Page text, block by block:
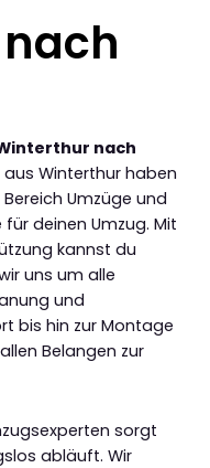
nach
aus Winterthur haben
Umzüge und
deinen Umzug. Mit
kannst du
uns um alle
und
bis hin zur Montage
Belangen zur
sorgt
abläuft. Wir